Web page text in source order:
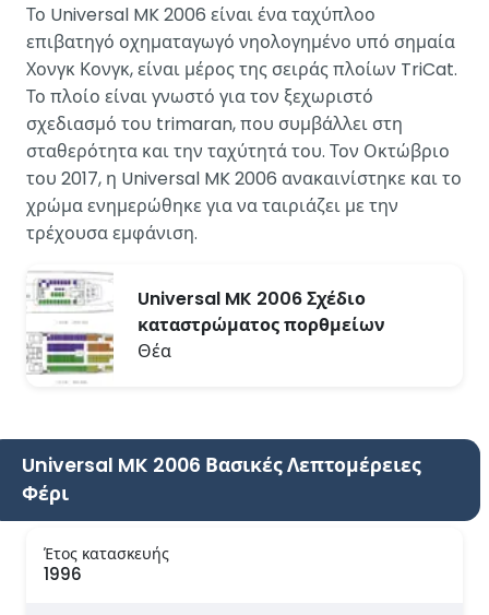
Το Universal MK 2006 είναι ένα ταχύπλοο
επιβατηγό οχηματαγωγό νηολογημένο υπό σημαία
Χονγκ Κονγκ, είναι μέρος της σειράς πλοίων TriCat.
Το πλοίο είναι γνωστό για τον ξεχωριστό
σχεδιασμό του trimaran, που συμβάλλει στη
σταθερότητα και την ταχύτητά του. Τον Οκτώβριο
του 2017, η Universal MK 2006 ανακαινίστηκε και το
χρώμα ενημερώθηκε για να ταιριάζει με την
τρέχουσα εμφάνιση.
Universal MK 2006 Σχέδιο
καταστρώματος πορθμείων
Θέα
Universal MK 2006 Βασικές Λεπτομέρειες
Φέρι
Έτος κατασκευής
1996